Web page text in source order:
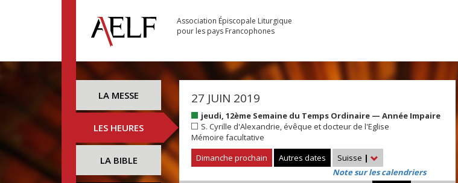
Association Épiscopale Liturgique
pour les pays Francophones
LA MESSE
LES HEURES
LA BIBLE
27 JUIN 2019
jeudi, 12ème Semaine du Temps Ordinaire — Année Impaire
S. Cyrille d'Alexandrie, évêque et docteur de l'Eglise
Mémoire facultative
Dimanche prochain
Autres dates Suisse |
Note sur les calendriers